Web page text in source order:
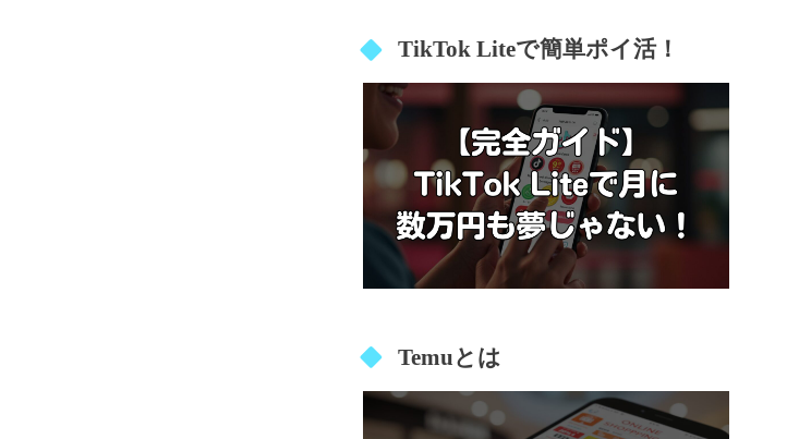
TikTok Liteで簡単ポイ活！
Temuとは